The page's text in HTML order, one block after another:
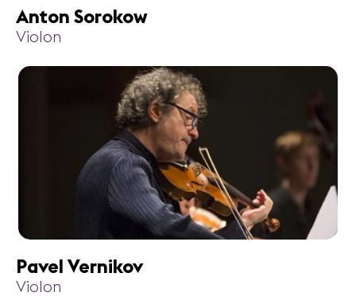
Anton Sorokow
Violon
Pavel Vernikov
Violon